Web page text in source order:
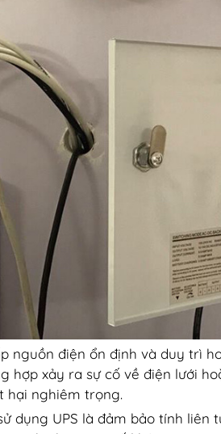
nguồn điện ổn định và duy trì
hợp xảy ra sự cố về điện lưới
hại nghiêm trọng.
dụng UPS là đảm bảo tính liên